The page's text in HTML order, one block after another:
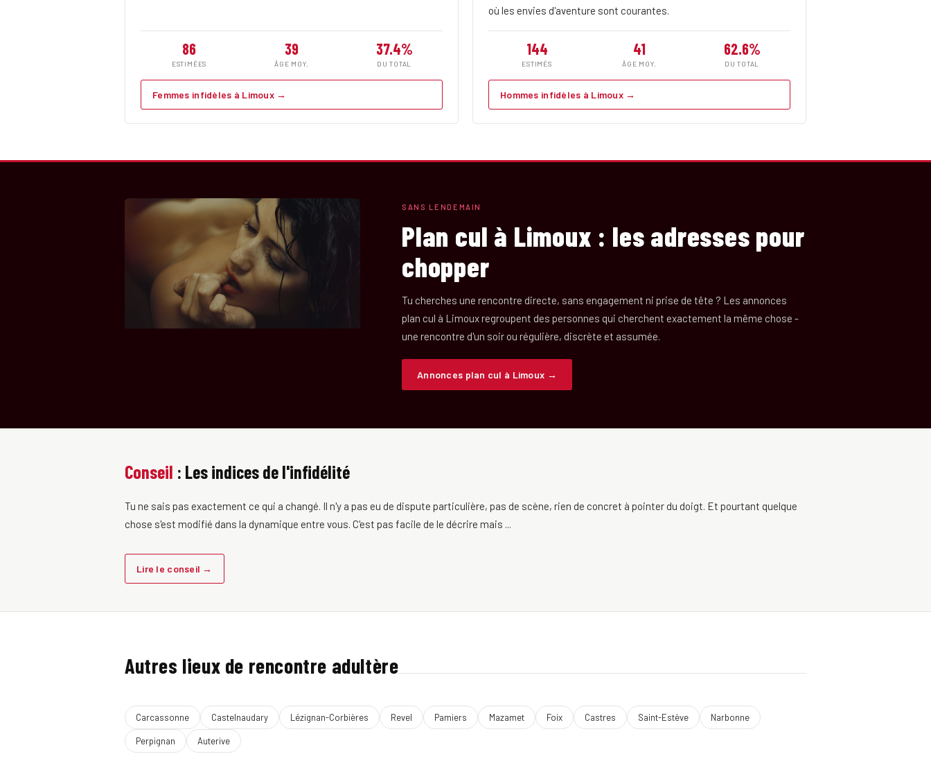
86
ESTIMÉES
39
ÂGE MOY.
37.4%
DU TOTAL
Femmes infidèles à Limoux →
où les envies d'aventure sont courantes.
144
ESTIMÉS
41
ÂGE MOY.
62.6%
DU TOTAL
Hommes infidèles à Limoux →
SANS LENDEMAIN
Plan cul à Limoux : les adresses pour
chopper
Tu cherches une rencontre directe, sans engagement ni prise de tête ? Les annonces
plan cul à Limoux regroupent des personnes qui cherchent exactement la même chose -
une rencontre d'un soir ou régulière, discrète et assumée.
Annonces plan cul à Limoux →
Conseil : Les indices de l'infidélité
Tu ne sais pas exactement ce qui a changé. Il n'y a pas eu de dispute particulière, pas de scène, rien de concret à pointer du doigt. Et pourtant quelque
chose s'est modifié dans la dynamique entre vous. C'est pas facile de le décrire mais ...
Lire le conseil →
Autres lieux de rencontre adultère
Carcassonne Castelnaudary Lézignan-Corbières Revel Pamiers Mazamet Foix Castres Saint-Estève Narbonne
Perpignan Auterive